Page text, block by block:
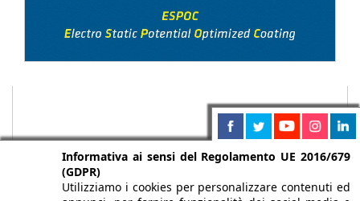
Informativa ai sensi del Regolamento UE 2016/679
(GDPR)
Utilizziamo i cookies per personalizzare contenuti ed